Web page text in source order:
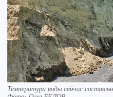
Температура воды сейчас